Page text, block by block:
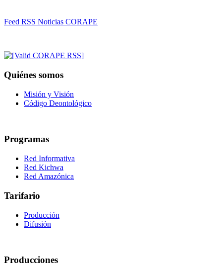
Feed RSS Noticias CORAPE
Quiénes somos
Misión y Visión
Código Deontológico
Programas
Red Informativa
Red Kichwa
Red Amazónica
Tarifario
Producción
Difusión
Producciones